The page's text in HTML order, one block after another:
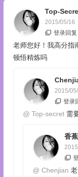
Top-
2015/05/16
登录回复
老师您好！我高分指
顿悟精炼吗
2015/
登录
@ Top-secret需
香
@ Chenjian